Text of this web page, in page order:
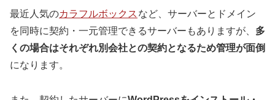
最近人気のカラフルボックス など、サーバーとドメイン
を同時に契約・一元管理できるサーバーもありますが、 多
くの場合はそれぞれ別会社との契約となるため管理が面倒
になります。